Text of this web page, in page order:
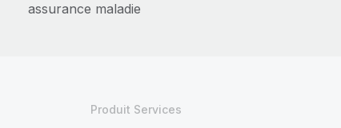
assurance maladie
Produit Services